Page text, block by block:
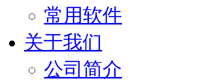
常用软件
关于我们
公司简介